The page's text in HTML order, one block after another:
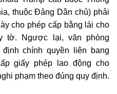
thuộc Đảng Dân chủ) phải
cho phép cấp bằng lái cho
tờ. Ngược lại, văn phòng
chính quyền liên bang
giấy phép lao động cho
phạm theo đúng quy định.